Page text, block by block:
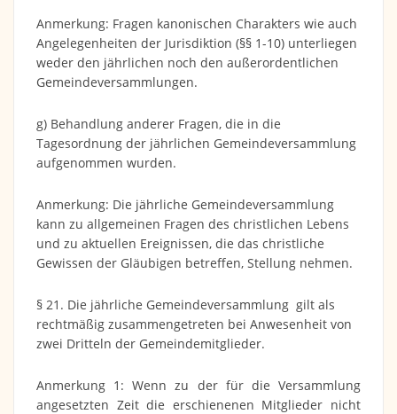
Anmerkung: Fragen kanonischen Charakters wie auch
Angelegenheiten der Jurisdiktion (§§ 1-10) unterliegen
weder den jährlichen noch den außerordentlichen
Gemeindeversammlungen.
g) Behandlung anderer Fragen, die in die
Tagesordnung der jährlichen Gemeindeversammlung
aufgenommen wurden.
Anmerkung: Die jährliche Gemeindeversammlung
kann zu allgemeinen Fragen des christlichen Lebens
und zu aktuellen Ereignissen, die das christliche
Gewissen der Gläubigen betreffen, Stellung nehmen.
§ 21. Die jährliche Gemeindeversammlung gilt als
rechtmäßig zusammengetreten bei Anwesenheit von
zwei Dritteln der Gemeindemitglieder.
Anmerkung 1: Wenn zu der für die Versammlung
angesetzten Zeit die erschienenen Mitglieder nicht